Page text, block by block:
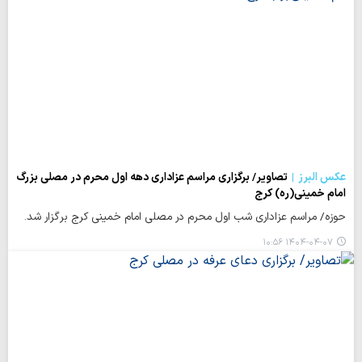
عکس البرز
تصاویر/ برگزاری مراسم عزاداری دهه اول محرم در مصلی بزرگ
امام خمینی(ره) کرج
حوزه/ مراسم عزاداری شب اول محرم در مصلی امام خمینی کرج برگزار شد.
۱۴۰۴-۰۴-۰۷ ۱۰:۵۶